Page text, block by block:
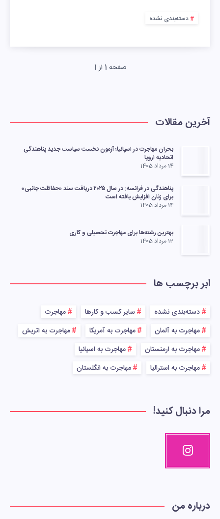
دسته‌بندی نشده
صفحه 1 از 1
آخرین مقالات
بحران مهاجرت در اسپانیا؛ آزمون نخست سیاست جدید پناهندگی
اتحادیه اروپا
14 مرداد 1405
پناهندگی در فرانسه: در سال ۲۰۲۵ دریافت سند «حفاظت جانبی»
برای زنان افزایش یافته است
14 مرداد 1405
بهترین رشته‌ها برای مهاجرت تحصیلی و کاری
12 مرداد 1405
ابر برچسب ها
دسته‌بندی نشده سایر کسب و کارها
مهاجرت
مهاجرت به آلمان
مهاجرت به آمریکا
مهاجرت به اتریش
مهاجرت به ارمنستان
مهاجرت به اسپانیا
مهاجرت به استرالیا
مهاجرت به انگلستان
مرا دنبال کنید!
درباره من